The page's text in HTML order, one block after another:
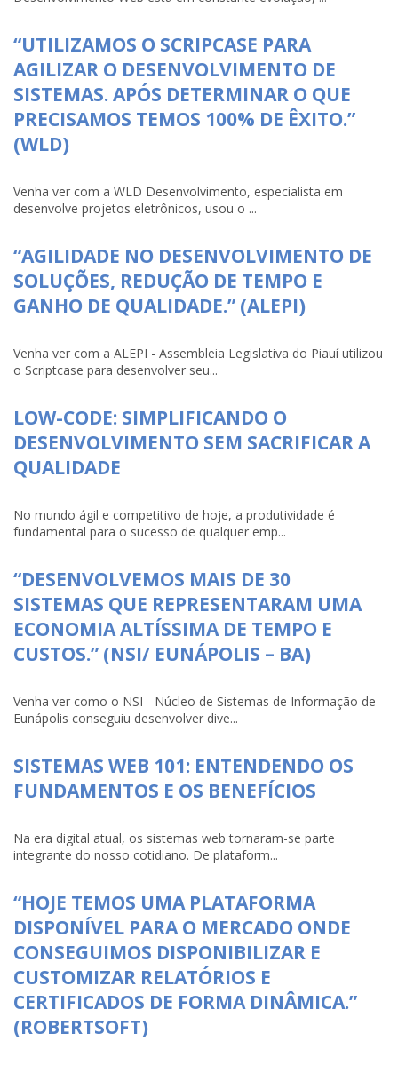
“UTILIZAMOS O SCRIPCASE PARA
AGILIZAR O DESENVOLVIMENTO DE
SISTEMAS. APÓS DETERMINAR O QUE
PRECISAMOS TEMOS 100% DE ÊXITO.”
(WLD)
Venha ver com a WLD Desenvolvimento, especialista em
desenvolve projetos eletrônicos, usou o ...
“AGILIDADE NO DESENVOLVIMENTO DE
SOLUÇÕES, REDUÇÃO DE TEMPO E
GANHO DE QUALIDADE.” (ALEPI)
Venha ver com a ALEPI - Assembleia Legislativa do Piauí utilizou
o Scriptcase para desenvolver seu...
LOW-CODE: SIMPLIFICANDO O
DESENVOLVIMENTO SEM SACRIFICAR A
QUALIDADE
No mundo ágil e competitivo de hoje, a produtividade é
fundamental para o sucesso de qualquer emp...
“DESENVOLVEMOS MAIS DE 30
SISTEMAS QUE REPRESENTARAM UMA
ECONOMIA ALTÍSSIMA DE TEMPO E
CUSTOS.” (NSI/ EUNÁPOLIS – BA)
Venha ver como o NSI - Núcleo de Sistemas de Informação de
Eunápolis conseguiu desenvolver dive...
SISTEMAS WEB 101: ENTENDENDO OS
FUNDAMENTOS E OS BENEFÍCIOS
Na era digital atual, os sistemas web tornaram-se parte
integrante do nosso cotidiano. De plataform...
“HOJE TEMOS UMA PLATAFORMA
DISPONÍVEL PARA O MERCADO ONDE
CONSEGUIMOS DISPONIBILIZAR E
CUSTOMIZAR RELATÓRIOS E
CERTIFICADOS DE FORMA DINÂMICA.”
(ROBERTSOFT)